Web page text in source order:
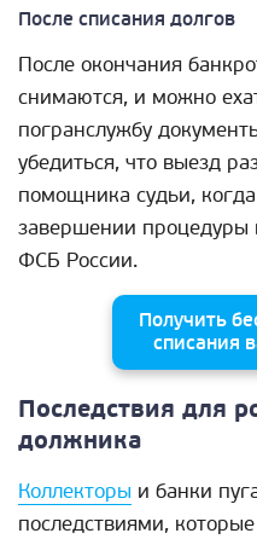
После списания долгов
После окончания
снимаются, и можно
погранслужбу
убедиться, что выезд
помощника судьи,
завершении процедуры
ФСБ России.
Получить
списания
Последствия для
должника
Коллекторы и банки
последствиями,